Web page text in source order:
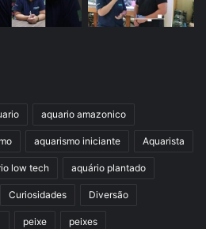
aquario amazonico
aquarismo iniciante Aquarista
low tech aquário plantado
Curiosidades Diversão
peixe peixes